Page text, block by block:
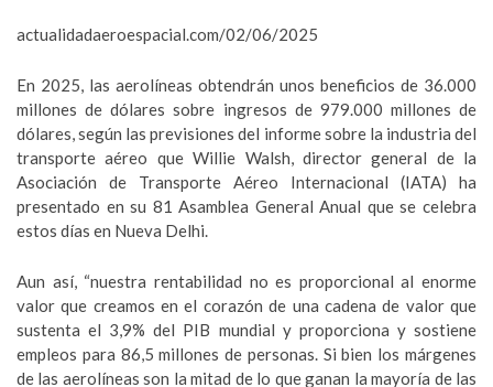
actualidadaeroespacial.com/02/06/2025
En 2025, las aerolíneas obtendrán unos beneficios de 36.000
millones de dólares sobre ingresos de 979.000 millones de
dólares, según las previsiones del informe sobre la industria del
transporte aéreo que Willie Walsh, director general de la
Asociación de Transporte Aéreo Internacional (IATA) ha
presentado en su 81 Asamblea General Anual que se celebra
estos días en Nueva Delhi.
Aun así, “nuestra rentabilidad no es proporcional al enorme
valor que creamos en el corazón de una cadena de valor que
sustenta el 3,9% del PIB mundial y proporciona y sostiene
empleos para 86,5 millones de personas. Si bien los márgenes
de las aerolíneas son la mitad de lo que ganan la mayoría de las